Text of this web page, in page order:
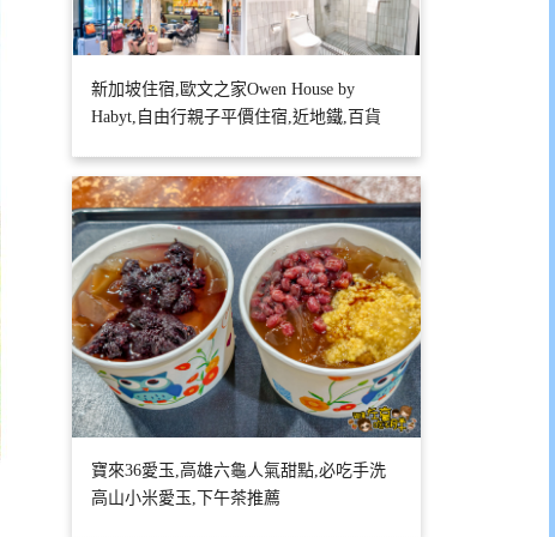
新加坡住宿,歐文之家Owen House by
Habyt,自由行親子平價住宿,近地鐵,百貨
寶來36愛玉,高雄六龜人氣甜點,必吃手洗
高山小米愛玉,下午茶推薦